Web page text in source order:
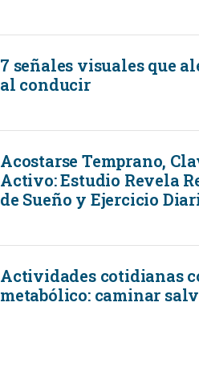
7 señales visuales que
al conducir
Acostarse Temprano,
Activo: Estudio Revela
de Sueño y Ejercicio
Actividades cotidianas
metabólico: caminar